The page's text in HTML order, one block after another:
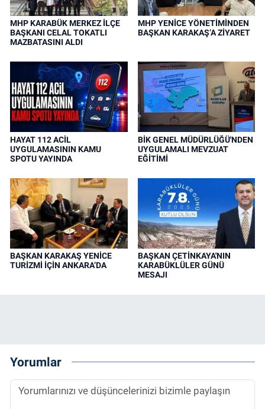
MHP KARABÜK MERKEZ İLÇE
BAŞKANI CELAL TOKATLI
MAZBATASINI ALDI
MHP YENİCE YÖNETİMİNDEN
BAŞKAN KARAKAŞ’A ZİYARET
HAYAT 112 ACİL
UYGULAMASININ KAMU
SPOTU YAYINDA
BİK GENEL MÜDÜRLÜĞÜ'NDEN
UYGULAMALI MEVZUAT
EĞİTİMİ
BAŞKAN KARAKAŞ YENİCE
TURİZMİ İÇİN ANKARA’DA
BAŞKAN ÇETİNKAYA'NIN
KARABÜKLÜLER GÜNÜ
MESAJI
Yorumlar